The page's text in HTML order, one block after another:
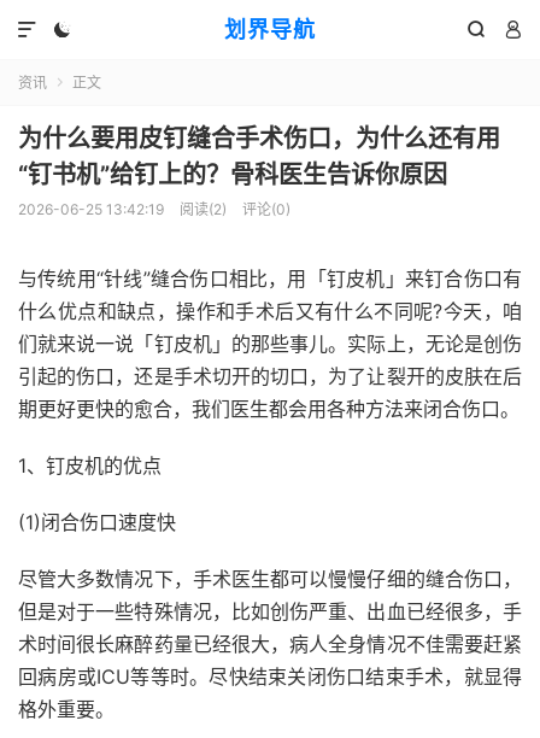
划界导航
  

资讯  正文
为什么要用皮钉缝合手术伤口，为什么还有用
“钉书机”给钉上的？骨科医生告诉你原因
2026-06-25 13:42:19 阅读(2) 评论(0)
与传统用“针线”缝合伤口相比，用「钉皮机」来钉合伤口有
什么优点和缺点，操作和手术后又有什么不同呢?今天，咱
们就来说一说「钉皮机」的那些事儿。实际上，无论是创伤
引起的伤口，还是手术切开的切口，为了让裂开的皮肤在后
期更好更快的愈合，我们医生都会用各种方法来闭合伤口。
1、钉皮机的优点
(1)闭合伤口速度快
尽管大多数情况下，手术医生都可以慢慢仔细的缝合伤口，
但是对于一些特殊情况，比如创伤严重、出血已经很多，手
术时间很长麻醉药量已经很大，病人全身情况不佳需要赶紧
回病房或ICU等等时。尽快结束关闭伤口结束手术，就显得
格外重要。